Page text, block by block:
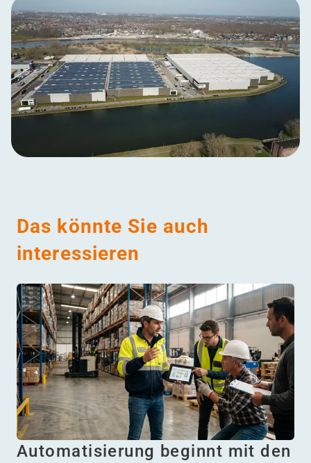
Das könnte Sie auch
interessieren
Automatisierung beginnt mit den